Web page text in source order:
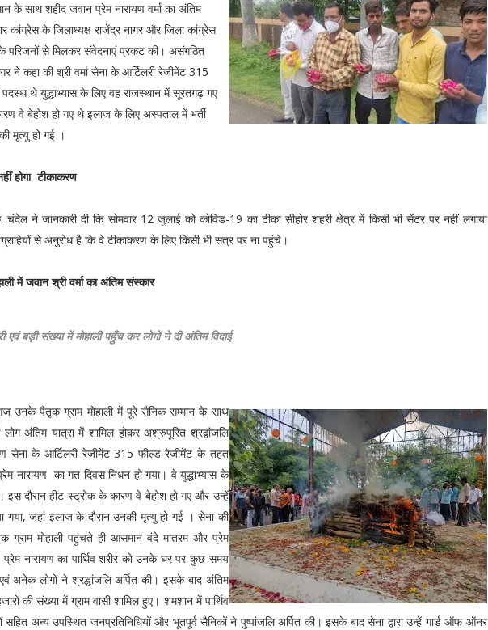
के साथ शहीद जवान प्रेम नारायण वर्मा का अंतिम
कांग्रेस के जिलाध्यक्ष राजेंद्र नागर और जिला कांग्रेस
परिजनों से मिलकर संवेदनाएं प्रकट की। असंगठित
ने कहा की श्री वर्मा सेना के आर्टिलरी रेजीमेंट 315
थे युद्धाभ्यास के लिए वह राजस्थान में सूरतगढ़ गए
वे बेहोश हो गए थे इलाज के लिए अस्पताल में भर्ती
मृत्यु हो गई ।
होगा टीकाकरण
चंदेल ने जानकारी दी कि सोमवार 12 जुलाई को कोविड-19 का टीका सीहोर शहरी क्षेत्र में किसी भी सेंटर पर नहीं लगाया
से अनुरोध है कि वे टीकाकरण के लिए किसी भी सत्र पर ना पहुंचे।
में जवान श्री वर्मा का अंतिम संस्कार
एवं बड़ी संख्या में मोहाली पहुँच कर लोगों ने दी अंतिम विदाई
उनके पैतृक ग्राम मोहाली में पूरे सैनिक सम्मान के साथ
अंतिम यात्रा में शामिल होकर अश्रुपूरित श्रद्वांजलि
सेना के आर्टिलरी रेजीमेंट 315 फील्ड रेजीमेंट के तहत
नारायण का गत दिवस निधन हो गया। वे युद्धाभ्यास के
दौरान हीट स्ट्रोक के कारण वे बेहोश हो गए और उन्हें
गया, जहां इलाज के दौरान उनकी मृत्यु हो गई । सेना की
ग्राम मोहाली पहुंचते ही आसमान वंदे मातरम और प्रेम
नारायण का पार्थिव शरीर को उनके घर पर कुछ समय
अनेक लोगों ने श्रद्धांजलि अर्पित की। इसके बाद अंतिम
की संख्या में ग्राम वासी शामिल हुए। शमशान में पार्थिव
अन्य उपस्थित जनप्रतिनिधियों और भूतपूर्व सैनिकों ने पुष्पांजलि अर्पित की। इसके बाद सेना द्वारा उन्हें गार्ड ऑफ ऑनर